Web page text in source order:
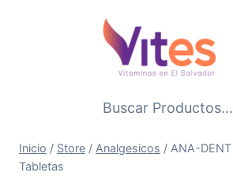
Buscar Productos...
Inicio / Store / Analgesicos / ANA-DENT
Tabletas